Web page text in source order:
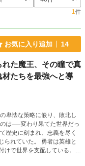
1件
お気に入り追加 14
れた魔王、その瞳で真
たちを最強へと導
。 勇者は英雄と
で世界を支配している。
だけが